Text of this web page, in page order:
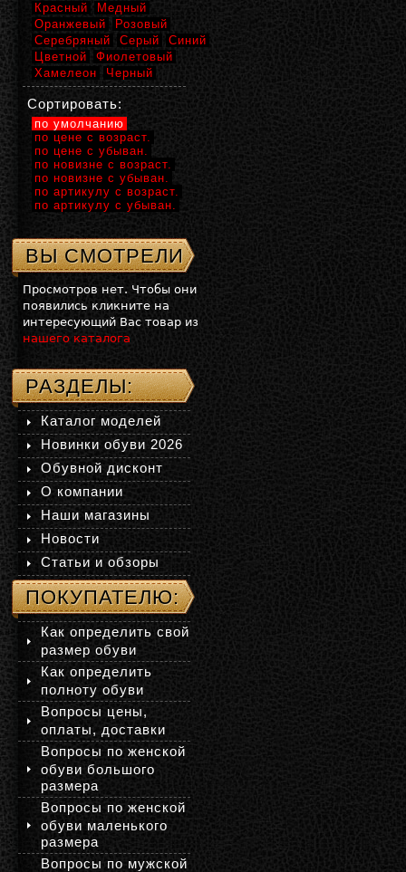
Красный
Медный
Оранжевый
Розовый
Серебряный
Серый
Синий
Цветной
Фиолетовый
Хамелеон
Черный
Сортировать:
по умолчанию
по цене с возраст.
по цене с убыван.
по новизне с возраст.
по новизне с убыван.
по артикулу с возраст.
по артикулу с убыван.
ВЫ СМОТРЕЛИ
Просмотров нет. Чтобы они
появились кликните на
интересующий Вас товар из
нашего каталога
РАЗДЕЛЫ:
Каталог моделей
Новинки обуви 2026
Обувной дисконт
О компании
Наши магазины
Новости
Статьи и обзоры
ПОКУПАТЕЛЮ:
Как определить свой
размер обуви
Как определить
полноту обуви
Вопросы цены,
оплаты, доставки
Вопросы по женской
обуви большого
размера
Вопросы по женской
обуви маленького
размера
Вопросы по мужской